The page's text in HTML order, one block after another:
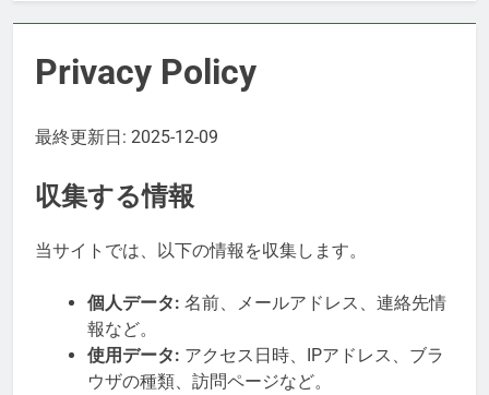
Privacy Policy
最終更新日: 2025-12-09
収集する情報
当サイトでは、以下の情報を収集します。
個人データ: 名前、メールアドレス、連絡先情
報など。
使用データ: アクセス日時、IPアドレス、ブラ
ウザの種類、訪問ページなど。